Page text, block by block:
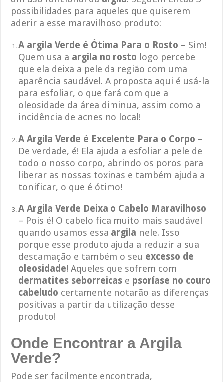
possibilidades para aqueles que quiserem
aderir a esse maravilhoso produto:
A argila Verde é Ótima Para o Rosto – Sim!
Quem usa a argila no rosto logo percebe
que ela deixa a pele da região com uma
aparência saudável. A proposta aqui é usá-la
para esfoliar, o que fará com que a
oleosidade da área diminua, assim como a
incidência de acnes no local!
A Argila Verde é Excelente Para o Corpo –
De verdade, é! Ela ajuda a esfoliar a pele de
todo o nosso corpo, abrindo os poros para
liberar as nossas toxinas e também ajuda a
tonificar, o que é ótimo!
A Argila Verde Deixa o Cabelo Maravilhoso
– Pois é! O cabelo fica muito mais saudável
quando usamos essa argila nele. Isso
porque esse produto ajuda a reduzir a sua
descamação e também o seu excesso de
oleosidade! Aqueles que sofrem com
dermatites seborreicas e psoríase no couro
cabeludo certamente notarão as diferenças
positivas a partir da utilização desse
produto!
Onde Encontrar a Argila
Verde?
Pode ser facilmente encontrada,